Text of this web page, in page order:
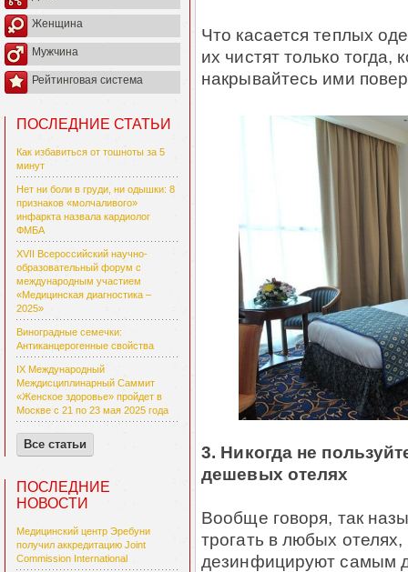
Женщина
Мужчина
Рейтинговая система
ПОСЛЕДНИЕ СТАТЬИ
Как избавиться от тошноты за 5
минут
Нет ни боли в груди, ни одышки: 8
признаков «молчаливого»
инфаркта назвала кардиолог
ФМБА
XVII Всероссийский научно-
образовательный форум с
международным участием
«Медицинская диагностика –
2025»
Виноградные семечки:
Антиканцерогенные свойства
IX Международный
Междисциплинарный Саммит
«Женское здоровье» пройдет в
Москве с 21 по 23 мая 2025 года
Все статьи
ПОСЛЕДНИЕ
НОВОСТИ
Медицинский центр Эребуни
получил аккредитацию Joint
Commission International
Что касается теплых
их чистят только тогда,
накрывайтесь ими
3. Никогда не
дешевых отелях
Вообще говоря, так
трогать в любых
дезинфицируют самым